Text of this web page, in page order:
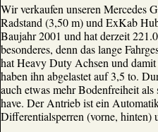
Wir verkaufen unseren Mercedes
Radstand (3,50 m) und ExKab
Baujahr 2001 und hat derzeit
besonderes, denn das lange
hat Heavy Duty Achsen und
haben ihn abgelastet auf 3,5 to.
auch etwas mehr Bodenfreiheit
have. Der Antrieb ist ein
Differentialsperren (vorne, hinten)